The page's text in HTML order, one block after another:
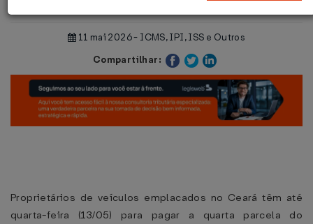
11 mai 2026 - ICMS, IPI, ISS e Outros
Compartilhar:
Proprietários de veículos emplacados no Ceará têm até
quarta-feira (13/05) para pagar a quarta parcela do